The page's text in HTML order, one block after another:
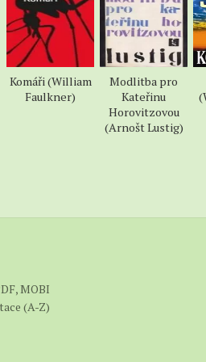
Zavolali na
turistům
ode mne
Co dělat?
ani
ale ti lidé
neobrátí-li
lidé v
z dosahu
lodicí
jenž jako
Komáři (William
Faulkner)
Modlitba pro
Kateřinu
Horovitzovou
(Arnošt Lustig)
MOBI
(A-Z)